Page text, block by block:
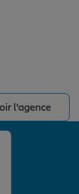
l'agence